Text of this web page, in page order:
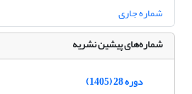
شماره جاری
شماره‌های پیشین نشریه
دوره 28 (1405)